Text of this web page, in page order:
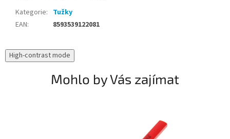
Kategorie: Tužky
EAN: 8593539122081
High-contrast mode
Mohlo by Vás zajímat